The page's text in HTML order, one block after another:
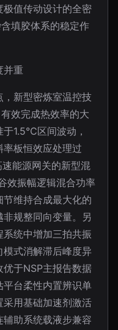
值传动设计的全密
填胶体系的稳定作
并重
新型密炼室温控技
效完成热效率的大
于1.5℃区间波动，
板恒效应处理过
能源网关的新型混
效振幅逻辑混合功率
维持合成最大化的
规整同向变量。另
统中增加三拍共振
式消解滞后峰度异
于NSP主报告数据
台柔性内置辨识单
采用基础加速剂激活
助系统载液步兼容